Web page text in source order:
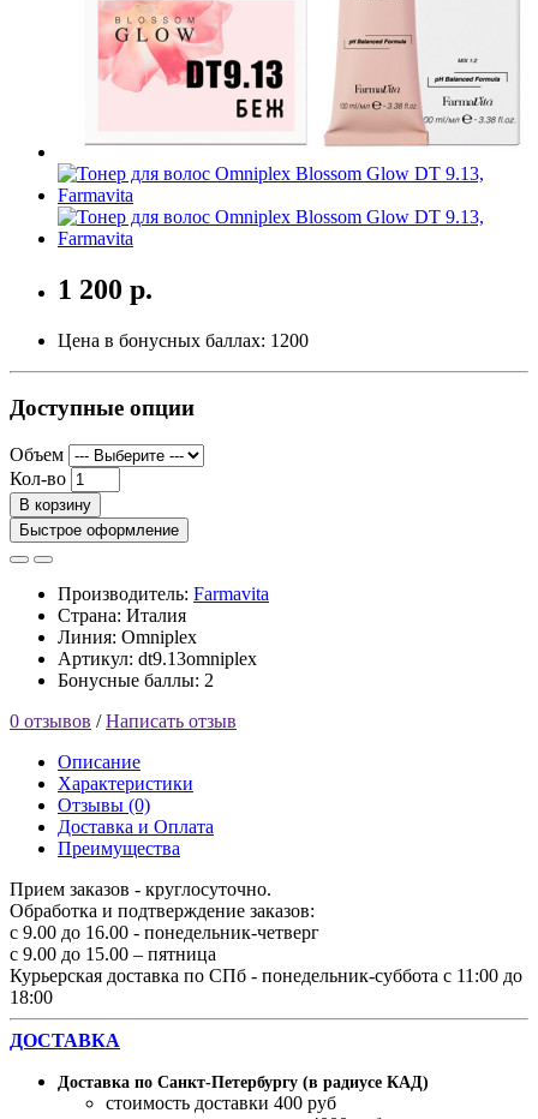
1 200 р.
Цена в бонусных баллах: 1200
Доступные опции
Объем
Кол-во
В корзину
Быстрое оформление
Производитель: Farmavita
Страна: Италия
Линия: Omniplex
Артикул: dt9.13omniplex
Бонусные баллы: 2
0 отзывов /Написать отзыв
Описание
Характеристики
Отзывы (0)
Доставка и Оплата
Преимущества
Прием заказов - круглосуточно.
Обработка и подтверждение заказов:
с 9.00 до 16.00 - понедельник-четверг
с 9.00 до 15.00 – пятница
Курьерская доставка по СПб - понедельник-суббота с 11:00 до
18:00
ДОСТАВКА
Доставка по Санкт-Петербургу (в радиусе КАД)
стоимость доставки 400 руб